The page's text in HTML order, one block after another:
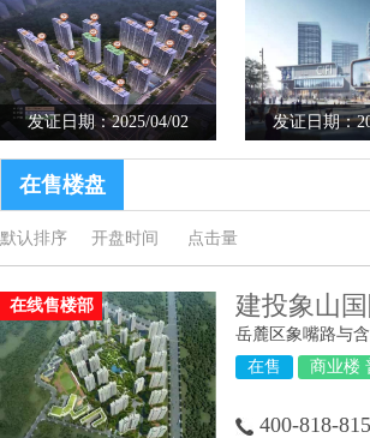
发证日期：2025/04/02 发证日期：
在售楼盘
默认排序 开盘时间 点击量
在线售楼部 建投象山
岳麓区象嘴路与
在售
商业楼
400-818-